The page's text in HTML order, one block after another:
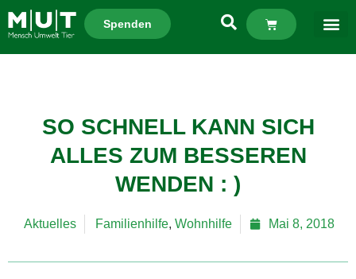
Spenden
SO SCHNELL KANN SICH
ALLES ZUM BESSEREN
WENDEN : )
Aktuelles Familienhilfe, Wohnhilfe Mai 8, 2018